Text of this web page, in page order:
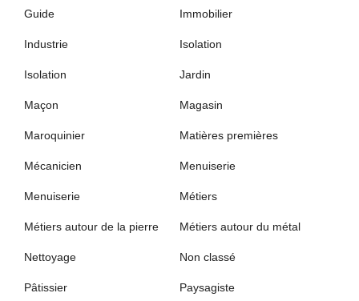
Guide Immobilier
Industrie Isolation
Isolation Jardin
Maçon Magasin
Maroquinier Matières premières
Mécanicien Menuiserie
Menuiserie Métiers
Métiers autour de la pierre Métiers autour du métal
Nettoyage Non classé
Pâtissier Paysagiste